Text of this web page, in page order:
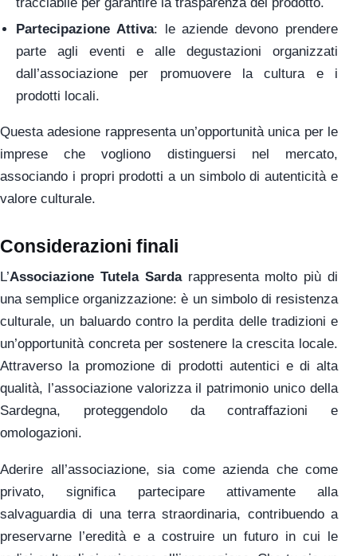
Partecipazione Attiva: le aziende devono prendere
parte agli eventi e alle degustazioni organizzati
dall’associazione per promuovere la cultura e i
prodotti locali.
Questa adesione rappresenta un’opportunità unica per le
imprese che vogliono distinguersi nel mercato,
associando i propri prodotti a un simbolo di autenticità e
valore culturale.
Considerazioni finali
L’Associazione Tutela Sardarappresenta molto più di
una semplice organizzazione: è un simbolo di resistenza
culturale, un baluardo contro la perdita delle tradizioni e
un’opportunità concreta per sostenere la crescita locale.
Attraverso la promozione di prodotti autentici e di alta
qualità, l’associazione valorizza il patrimonio unico della
Sardegna, proteggendolo da contraffazioni e
omologazioni.
Aderire all’associazione, sia come azienda che come
privato, significa partecipare attivamente alla
salvaguardia di una terra straordinaria, contribuendo a
preservarne l’eredità e a costruire un futuro in cui le